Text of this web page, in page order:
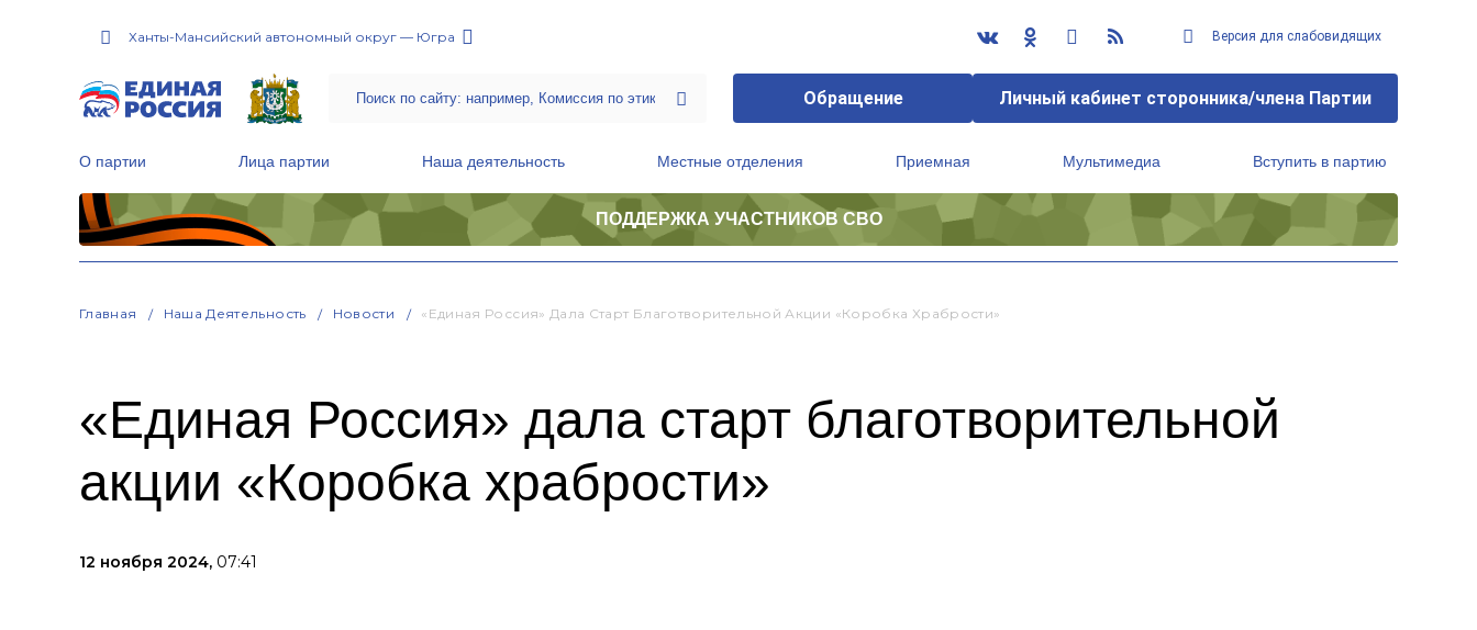
Ханты-Мансийский автономный округ — Югра Версия для слабовидящих
Обращение Личный кабинет сторонника/члена Партии
О партии Лица партии Наша деятельность Местные отделения Приемная Мультимедиа Вступить в партию
ПОДДЕРЖКА УЧАСТНИКОВ СВО
Главная Наша Деятельность Новости «Единая Россия» Дала Старт Благотворительной Акции «Коробка Храбрости»
«Единая Россия» дала старт благотворительной
акции «Коробка храбрости»
12 ноября 2024, 07:41